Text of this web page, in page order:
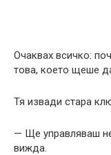
Очаквах всичко:
това, което щеше
Тя извади стара
— Ще управляваш
вижда.